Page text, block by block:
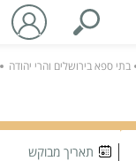
בתי ספא בירושלים והרי יהודה
תאריך מבוקש